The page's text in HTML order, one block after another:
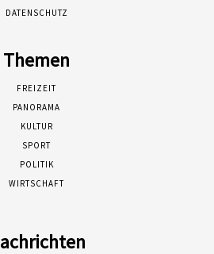
DATENSCHUTZ
Themen
FREIZEIT
PANORAMA
KULTUR
SPORT
POLITIK
WIRTSCHAFT